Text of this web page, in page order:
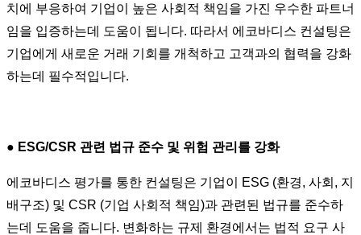
치에 부응하여 기업이 높은 사회적 책임을 가진 우수한 파트너
임을 입증하는데 도움이 됩니다. 따라서 에코바디스 컨설팅은
기업에게 새로운 거래 기회를 개척하고 고객과의 협력을 강화
하는데 필수적입니다.
● ESG/CSR 관련 법규 준수 및 위험 관리를 강화
에코바디스 평가를 통한 컨설팅은 기업이 ESG (환경, 사회, 지
배구조) 및 CSR (기업 사회적 책임)과 관련된 법규를 준수하
는데 도움을 줍니다. 변화하는 규제 환경에서는 법적 요구 사